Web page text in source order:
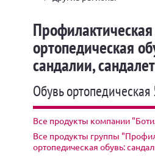
Профилактическая
ортопедическая
сандалии,
Обувь
Все продукты компании
Все продукты группы
ортопедическая обувь: